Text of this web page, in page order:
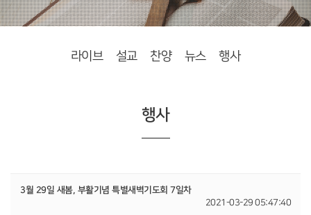
라이브 설교 찬양 뉴스 행사
행사
3월 29일 새봄, 부활기념 특별새벽기도회 7일차
2021-03-29 05:47:40